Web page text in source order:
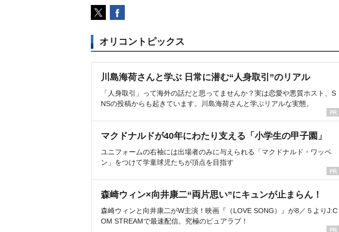
オリコントピックス
川島海荷さんと学ぶ 日常に潜む“人身取引”のリアル
「人身取引」って海外の話だと思ってませんか？実は恋愛や悪質ホスト、S
NSの投稿からも起きています。川島海荷さんと学ぶリアルな実態。
マクドナルドが40年にわたり支える「小学生の甲子園」
ユニフォームの右袖には出場者のみに与えられる「マクドナルド・ワッペ
ン」をつけて学童球児たちが頂点を目指す
森崎ウィン×向井康二“両片思い”にキュンが止まらん！
森崎ウィンと向井康二がW主演！映画『（LOVE SONG）』が8／５よりJ:C
OM STREAMで最速配信。究極のピュアラブ！